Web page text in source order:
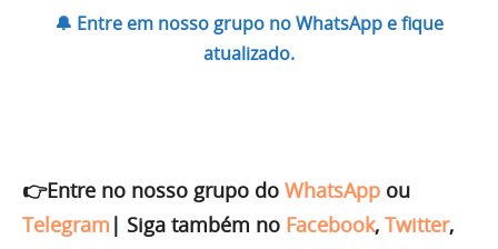
🔔 Entre em nosso grupo no WhatsApp e fique
atualizado.
👉Entre no nosso grupo do WhatsApp ou
Telegram | Siga também no Facebook, Twitter,